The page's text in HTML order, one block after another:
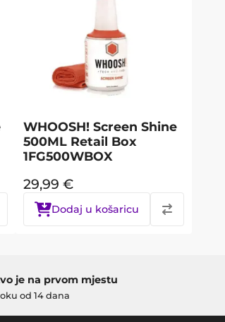
WHOOSH! Screen Shine
500ML Retail Box
1FG500WBOX
29,99 €
Dodaj u košaricu
je na prvom mjestu
od 14 dana